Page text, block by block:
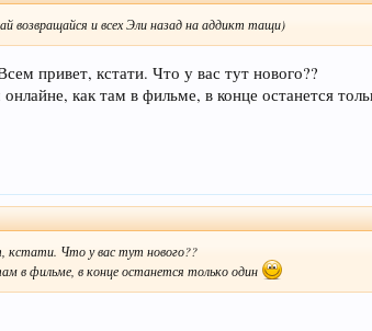
возвращайся и всех Эли назад на аддикт тащи)
привет, кстати. Что у вас тут нового??
как там в фильме, в конце останется
кстати. Что у вас тут нового??
в фильме, в конце останется только один